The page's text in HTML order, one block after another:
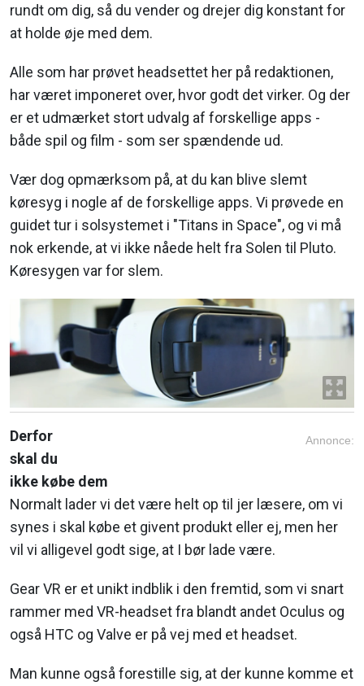
rundt om dig, så du vender og drejer dig konstant for
at holde øje med dem.
Alle som har prøvet headsettet her på redaktionen,
har været imponeret over, hvor godt det virker. Og der
er et udmærket stort udvalg af forskellige apps -
både spil og film - som ser spændende ud.
Vær dog opmærksom på, at du kan blive slemt
køresyg i nogle af de forskellige apps. Vi prøvede en
guidet tur i solsystemet i "Titans in Space", og vi må
nok erkende, at vi ikke nåede helt fra Solen til Pluto.
Køresygen var for slem.
Annonce:
Derfor
skal du
ikke købe dem
Normalt lader vi det være helt op til jer læsere, om vi
synes i skal købe et givent produkt eller ej, men her
vil vi alligevel godt sige, at I bør lade være.
Gear VR er et unikt indblik i den fremtid, som vi snart
rammer med VR-headset fra blandt andet Oculus og
også HTC og Valve er på vej med et headset.
Man kunne også forestille sig, at der kunne komme et